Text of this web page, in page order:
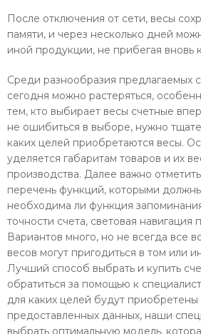
После отключения от сети, весы
памяти, и через несколько дней
иной продукции, не прибегая вновь
Среди разнообразия предлагаемых
сегодня можно растеряться,
тем, кто выбирает весы счетные
не ошибиться в выборе, нужно
каких целей приобретаются весы.
уделяется габаритам товаров и их
производства. Далее важно
перечень функций, которыми
необходима ли функция
точности счета, световая навигация
Вариантов много, но не всегда все
весов могут пригодиться в том или
Лучший способ выбрать и купить
обратиться за помощью к
для каких целей будут
предоставленных данных, наши
выбрать оптимальную модель,